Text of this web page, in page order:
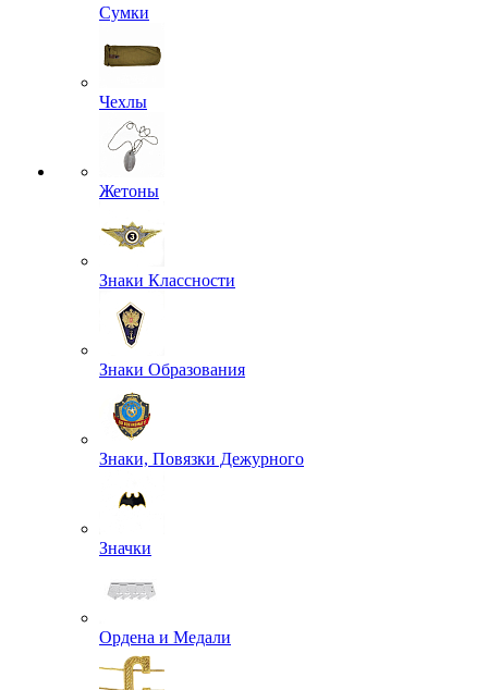
Сумки
Чехлы
Жетоны
Знаки Классности
Знаки Образования
Знаки, Повязки Дежурного
Значки
Ордена и Медали